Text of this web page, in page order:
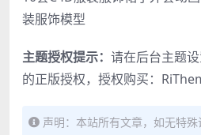
装服饰模型
主题授权提示： 请在后台主题
的正版授权，授权购买：
声明：本站所有文章，如无特